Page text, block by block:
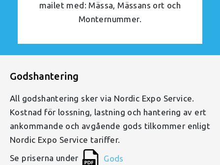
mailet med: Mässa, Mässans ort och
Monternummer.
Godshantering
All godshantering sker via Nordic Expo Service.
Kostnad för lossning, lastning och hantering av ert
ankommande och avgående gods tilkommer enligt
Nordic Expo Service tariffer.
Se priserna under
Gods